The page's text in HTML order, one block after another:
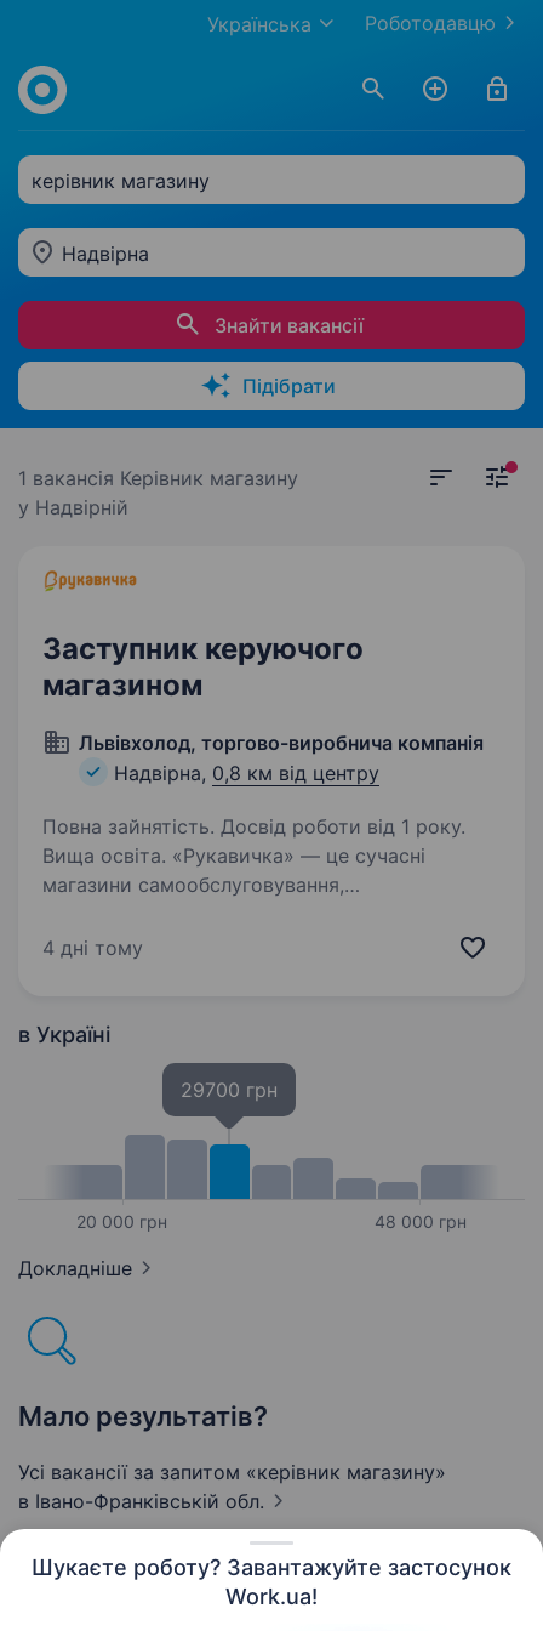
Шукаєте роботу? Завантажуйте застосунок
Work.ua!
Роботодавцю
Українська
керівник магазину
Надвірна
Знайти вакансії
Підібрати
1 вакансія Керівник магазину
у Надвірній
Заступник керуючого
магазином
Львівхолод, торгово-виробнича компанія
Надвірна, 0,8 км від центру
Повна зайнятість. Досвід роботи від 1 року.
Вища освіта. «Рукавичка» — це сучасні
магазини самообслуговування,
та найкращі західні практики ритейлу.
які…
4 дні тому
в Україні
20 000 грн
29700 грн
48 000 грн
Докладніше
Мало результатів?
Усі вакансії за запитом «керівник магазину»
в Івано-Франківській обл.